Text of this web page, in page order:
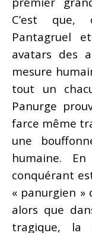
C’est que,
Pantagruel
avatars des
mesure
tout un
Panurge
farce même
une
humaine.
conquérant
« panurgien
alors que
tragique, la